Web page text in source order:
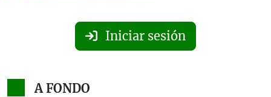
Iniciar sesión
A FONDO